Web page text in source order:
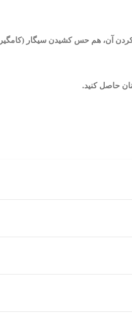
کردن آن، هم حس کشیدن سیگار
حاصل کنید.